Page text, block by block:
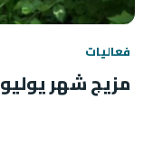
فعاليات
مزيج شهر يوليو 2026 الموسيقي